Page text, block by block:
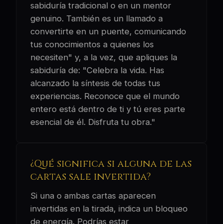
sabiduría tradicional o en un mentor
genuino. También es un llamado a
convertirte en un puente, comunicando
tus conocimientos a quienes los
necesiten" y, a la vez, que apliques la
sabiduría de: "Celebra la vida. Has
alcanzado la síntesis de todas tus
experiencias. Reconoce que el mundo
entero está dentro de ti y tú eres parte
esencial de él. Disfruta tu obra."
¿Qué significa si alguna de las
cartas sale invertida?
Si una o ambas cartas aparecen
invertidas en la tirada, indica un bloqueo
de energía. Podrías estar